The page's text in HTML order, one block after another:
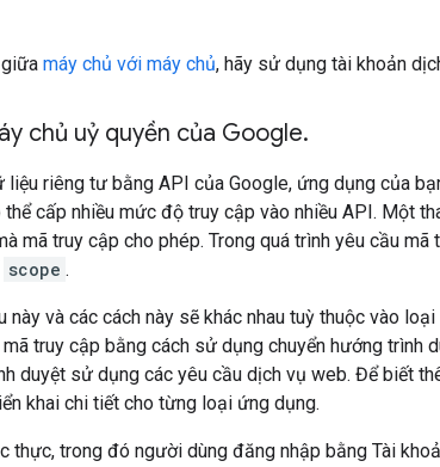
máy chủ với máy chủ, hãy sử dụng tài khoản
chủ uỷ quyền của Google.
liệu riêng tư bằng API của Google, ứng dụng của
thể cấp nhiều mức độ truy cập vào nhiều API. Một
mã truy cập cho phép. Trong quá trình yêu cầu
scope .
này và các cách này sẽ khác nhau tuỳ thuộc vào
mã truy cập bằng cách sử dụng chuyển hướng
duyệt sử dụng các yêu cầu dịch vụ web. Để biết
khai chi tiết cho từng loại ứng dụng.
thực, trong đó người dùng đăng nhập bằng Tài